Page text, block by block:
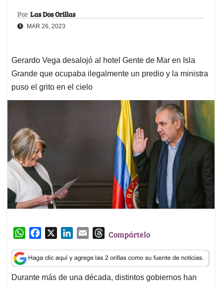
Por Las Dos Orillas
MAR 26, 2023
Gerardo Vega desalojó al hotel Gente de Mar en Isla
Grande que ocupaba ilegalmente un predio y la ministra
puso el grito en el cielo
W
a
t
s
c
e
b
n
k
e
a
i
l
T
r
e
a
Compártelo
Durante más de una década, distintos gobiernos han